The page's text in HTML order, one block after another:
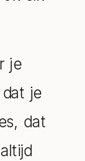
je
je
dat